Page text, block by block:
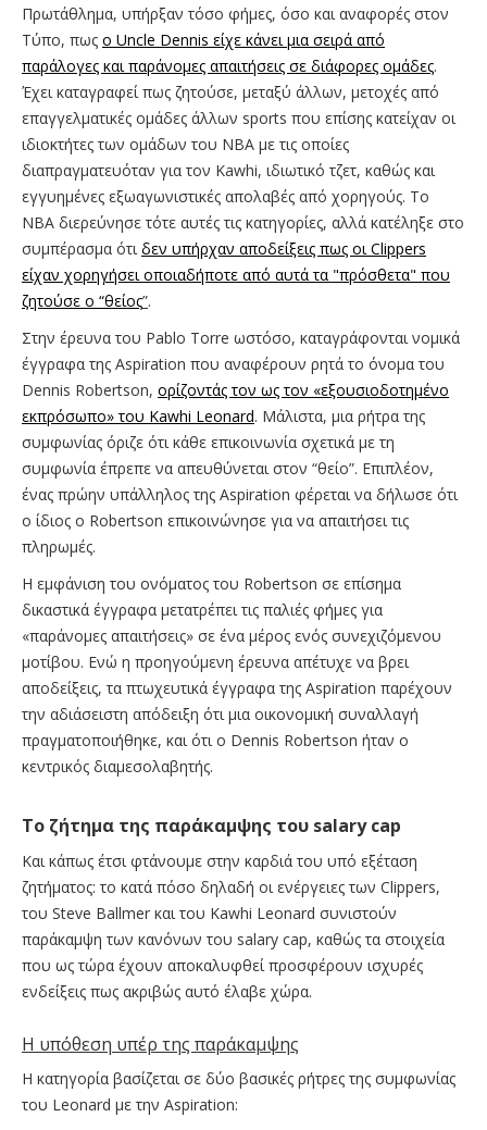
Πρωτάθλημα, υπήρξαν τόσο φήμες, όσο και αναφορές στον
Τύπο, πως ο Uncle Dennis είχε κάνει μια σειρά από
παράλογες και παράνομες απαιτήσεις σε διάφορες ομάδες.
Έχει καταγραφεί πως ζητούσε, μεταξύ άλλων, μετοχές από
επαγγελματικές ομάδες άλλων sports που επίσης κατείχαν οι
ιδιοκτήτες των ομάδων του ΝΒΑ με τις οποίες
διαπραγματευόταν για τον Kawhi, ιδιωτικό τζετ, καθώς και
εγγυημένες εξωαγωνιστικές απολαβές από χορηγούς. Το
NBA διερεύνησε τότε αυτές τις κατηγορίες, αλλά κατέληξε στο
συμπέρασμα ότιδεν υπήρχαν αποδείξεις πως οι Clippers
είχαν χορηγήσει οποιαδήποτε από αυτά τα "πρόσθετα" που
ζητούσε ο “θείος”.
Στην έρευνα του Pablo Torre ωστόσο, καταγράφονται νομικά
έγγραφα της Aspiration που αναφέρουν ρητά το όνομα του
Dennis Robertson, ορίζοντάς τον ως τον «εξουσιοδοτημένο
εκπρόσωπο» του Kawhi Leonard. Μάλιστα, μια ρήτρα της
συμφωνίας όριζε ότι κάθε επικοινωνία σχετικά με τη
συμφωνία έπρεπε να απευθύνεται στον “θείο”. Επιπλέον,
ένας πρώην υπάλληλος της Aspiration φέρεται να δήλωσε ότι
ο ίδιος ο Robertson επικοινώνησε για να απαιτήσει τις
πληρωμές.
Η εμφάνιση του ονόματος του Robertson σε επίσημα
δικαστικά έγγραφα μετατρέπει τις παλιές φήμες για
«παράνομες απαιτήσεις» σε ένα μέρος ενός συνεχιζόμενου
μοτίβου. Ενώ η προηγούμενη έρευνα απέτυχε να βρει
αποδείξεις, τα πτωχευτικά έγγραφα της Aspiration παρέχουν
την αδιάσειστη απόδειξη ότι μια οικονομική συναλλαγή
πραγματοποιήθηκε, και ότι ο Dennis Robertson ήταν ο
κεντρικός διαμεσολαβητής.
Το ζήτημα της παράκαμψης του salary cap
Και κάπως έτσι φτάνουμε στην καρδιά του υπό εξέταση
ζητήματος: το κατά πόσο δηλαδή οι ενέργειες των Clippers,
του Steve Ballmer και του Kawhi Leonard συνιστούν
παράκαμψη των κανόνων του salary cap, καθώς τα στοιχεία
που ως τώρα έχουν αποκαλυφθεί προσφέρουν ισχυρές
ενδείξεις πως ακριβώς αυτό έλαβε χώρα.
Η υπόθεση υπέρ της παράκαμψης
Η κατηγορία βασίζεται σε δύο βασικές ρήτρες της συμφωνίας
του Leonard με την Aspiration: